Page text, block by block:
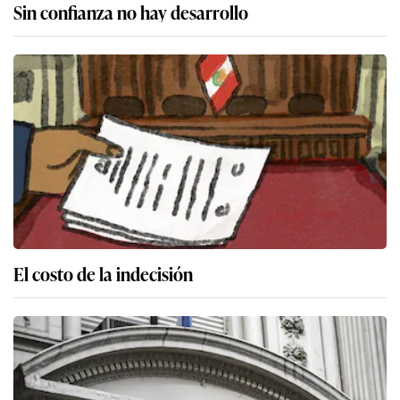
Sin confianza no hay desarrollo
El costo de la indecisión